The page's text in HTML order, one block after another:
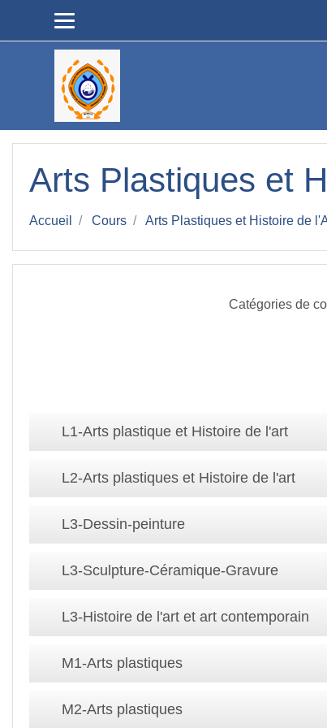
Arts Plastiques et
Accueil Cours Arts Plastiques et Histoire de
Catégories de
L1-Arts plastique et Histoire de l'art
L2-Arts plastiques et Histoire de l'art
L3-Dessin-peinture
L3-Sculpture-Céramique-Gravure
L3-Histoire de l'art et art contemporain
M1-Arts plastiques
M2-Arts plastiques